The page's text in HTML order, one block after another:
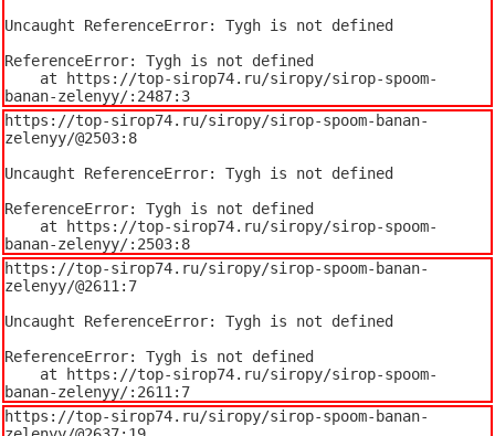
Uncaught ReferenceError: Tygh is not defined
ReferenceError: Tygh is not defined
banan-zelenyy/:2487:3
https://top-sirop74.ru/siropy/sirop-spoom-banan-
zelenyy/@2503:8
Uncaught ReferenceError: Tygh is not defined
ReferenceError: Tygh is not defined
banan-zelenyy/:2503:8
https://top-sirop74.ru/siropy/sirop-spoom-banan-
zelenyy/@2611:7
Uncaught ReferenceError: Tygh is not defined
ReferenceError: Tygh is not defined
banan-zelenyy/:2611:7
https://top-sirop74.ru/siropy/sirop-spoom-banan-